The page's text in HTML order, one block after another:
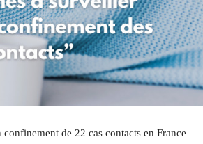
de 22 cas contacts en France